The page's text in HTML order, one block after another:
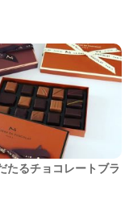
たるチョコレートブラ